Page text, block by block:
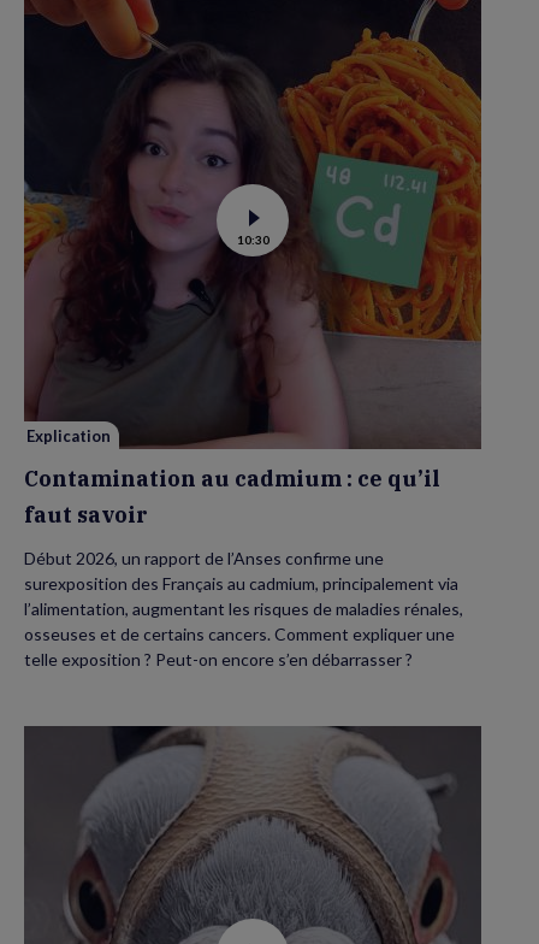
Voir
la
vidéo
Contamination
au
cadmium :
ce
savoir
10:30
Explication
Contamination au cadmium : ce qu’il
faut savoir
Début 2026, un rapport de l’Anses confirme une
surexposition des Français au cadmium, principalement via
l’alimentation, augmentant les risques de maladies rénales,
osseuses et de certains cancers. Comment expliquer une
telle exposition ? Peut-on encore s’en débarrasser ?